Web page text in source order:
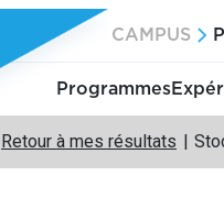
CAMPUS
Programmes
Retour à mes résultats